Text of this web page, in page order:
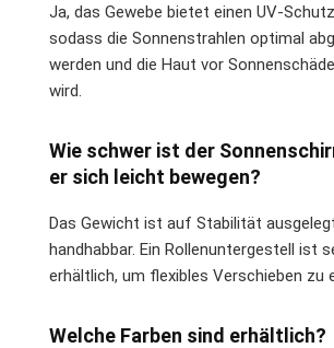
Ja, das Gewebe bietet einen UV-
sodass die Sonnenstrahlen optimal
werden und die Haut vor
wird.
Wie schwer ist der
er sich leicht bewegen?
Das Gewicht ist auf Stabilität
handhabbar. Ein Rollenuntergestell ist
erhältlich, um flexibles Verschieben zu
Welche Farben sind erhältlich?